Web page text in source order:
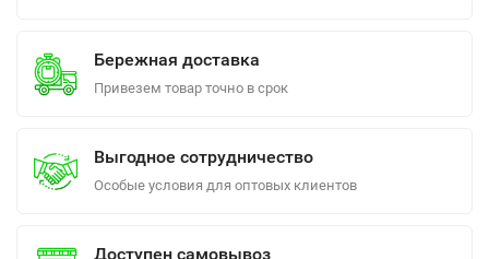
Бережная доставка
Привезем товар точно в срок
Выгодное сотрудничество
Особые условия для оптовых клиентов
Доступен самовывоз